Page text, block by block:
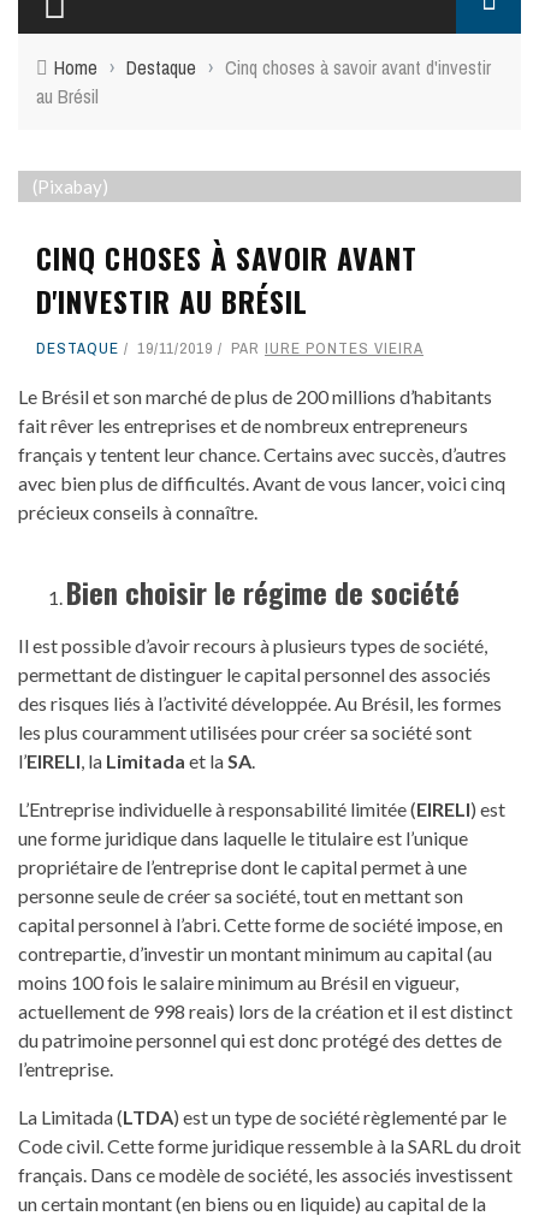
Home › Destaque › Cinq choses à savoir avant d'investir
au Brésil
(Pixabay)
CINQ CHOSES À SAVOIR AVANT
D'INVESTIR AU BRÉSIL
DESTAQUE 19/11/2019 PAR IURE PONTES VIEIRA
Le Brésil et son marché de plus de 200 millions d’habitants
fait rêver les entreprises et de nombreux entrepreneurs
français y tentent leur chance. Certains avec succès, d’autres
avec bien plus de difficultés. Avant de vous lancer, voici cinq
précieux conseils à connaître.
Bien choisir le régime de société
Il est possible d’avoir recours à plusieurs types de société,
permettant de distinguer le capital personnel des associés
des risques liés à l’activité développée. Au Brésil, les formes
les plus couramment utilisées pour créer sa société sont
l’EIRELI, la Limitada et laSA.
L’Entreprise individuelle à responsabilité limitée (EIRELI) est
une forme juridique dans laquelle le titulaire est l’unique
propriétaire de l’entreprise dont le capital permet à une
personne seule de créer sa société, tout en mettant son
capital personnel à l’abri. Cette forme de société impose, en
contrepartie, d’investir un montant minimum au capital (au
moins 100 fois le salaire minimum au Brésil en vigueur,
actuellement de 998 reais) lors de la création et il est distinct
du patrimoine personnel qui est donc protégé des dettes de
l’entreprise.
La Limitada (LTDA) est un type de société règlementé par le
Code civil. Cette forme juridique ressemble à la SARL du droit
français. Dans ce modèle de société, les associés investissent
un certain montant (en biens ou en liquide) au capital de la